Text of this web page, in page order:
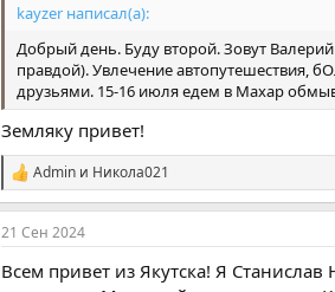
kayzer написал(а):
Добрый день. Буду второй. Зовут
правдой). Увлечение автопутешествия,
друзьями. 15-16 июля едем в Махар
Земляку привет!
С
и
м
п
т
Admin и Никола021
21 Сен 2024
Всем привет из Якутска! Я